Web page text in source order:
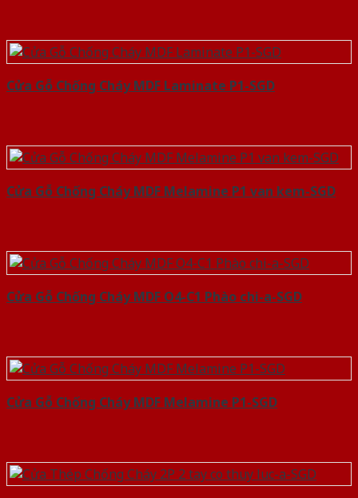
Cửa Gỗ Chống Cháy MDF Laminate P1-SGD
Cửa Gỗ Chống Cháy MDF Melamine P1 van kem-SGD
Cửa Gỗ Chống Cháy MDF O4-C1 Phào chi-a-SGD
Cửa Gỗ Chống Cháy MDF Melamine P1-SGD